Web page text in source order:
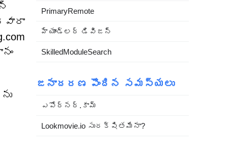
PrimaryRemote
హ్యాండ్లర్ డివిజన్
SkilledModuleSearch
జనాదరణ పొందిన సమస్యలు
ఎపోర్నర్.కామ్
Lookmovie.io సురక్షితమేనా?